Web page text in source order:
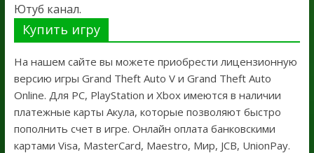
Ютуб канал.
Купить игру
На нашем сайте вы можете приобрести лицензионную
версию игры Grand Theft Auto V и Grand Theft Auto
Online. Для PC, PlayStation и Xbox имеются в наличии
платежные карты Акула, которые позволяют быстро
пополнить счет в игре. Онлайн оплата банковскими
картами Visa, MasterCard, Maestro, Мир, JCB, UnionPay.